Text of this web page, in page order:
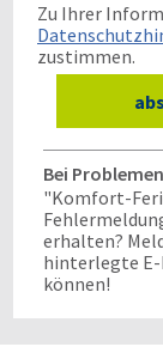
Zu Ihrer
zustimmen.
Bei
"Komfort-
erhalten?
hinterlegte E-
können!